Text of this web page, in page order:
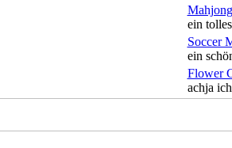
ein
Soccer
ein
Flower
achja